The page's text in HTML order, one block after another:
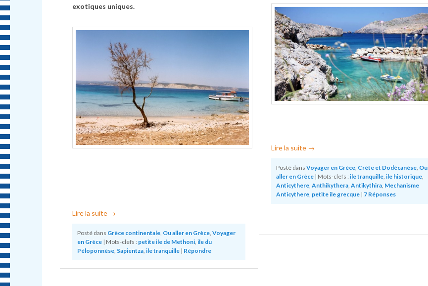
exotiques uniques.
Lire la suite →
Posté dans Grèce continentale, Ou aller en Grèce, Voyager
en Grèce | Mots-clefs : petite ile de Methoni, ile du
Péloponnèse, Sapientza, ile tranquille | Répondre
Lire la suite →
Posté dans Voyager en Grèce Crète et Dodécanèse Ou
aller en Grèce | Mots-clefs : ile tranquille ,ile historique
Anticythere ,Anthikythera ,Antikythira Mechanisme
Anticythere petite ile grecque | 7 Réponses